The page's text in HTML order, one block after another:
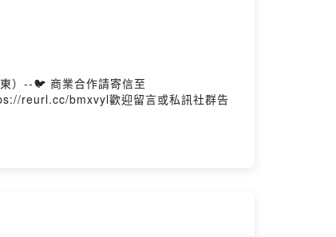
）--🐦 商業合作請寄信至
reurl.cc/bmxvyl歡迎留言或私訊社群告